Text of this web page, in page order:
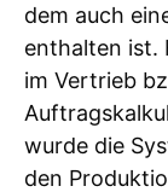
dem auch
enthalten ist.
im Vertrieb
wurde die
den